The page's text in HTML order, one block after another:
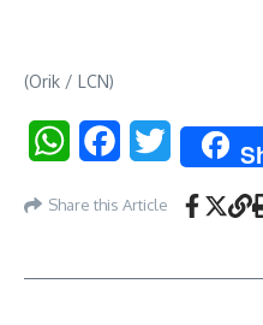
(Orik / LCN)
WhatsAppFacebookTwitter
Share this Article